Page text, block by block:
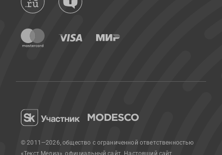
© 2011—2026, общество с ограниченной ответственностью
«Текст Медиа», официальный сайт. Настоящий сайт